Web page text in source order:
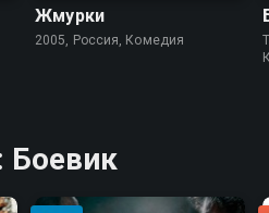
Жмурки
2005, Россия, Комедия